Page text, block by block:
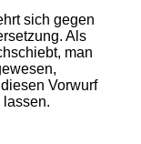
sich gegen
Als
man
Vorwurf